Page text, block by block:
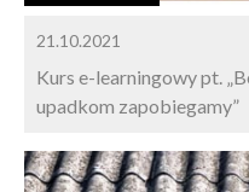
21.10.2021
Kurs e-learningowy pt.
upadkom zapobiegamy”